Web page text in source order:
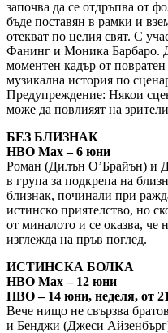
започва да се отдръпва от
бъде поставян в рамки и
отекват по целия свят. С
Фанинг и Моника Барбаро.
моментен кадър от
музикална история по
Предупреждение: Някои
може да повлияят на
БЕЗ БЛИЗНАК
HBO Max – 6 юни
Роман (Дилън О’Брайън) и
в група за подкрепа на
близнак, починали при
истинско приятелство, но
от миналото и се оказва, че
изглежда на пръв поглед.
ИСТИНСКА БОЛКА
HBO Max – 12 юни
HBO – 14 юни, неделя, от
Вече нищо не свързва
и Бенджи (Джеси